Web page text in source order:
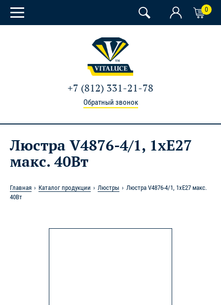
0
+7 (812) 331-21-78
Обратный звонок
Люстра V4876-4/1, 1хE27
макс. 40Вт
Главная Каталог продукции Люстры
Люстра V4876-4/1, 1хE27 макс.
40Вт